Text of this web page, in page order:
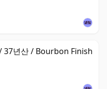
37년산 / Bourbon Finish